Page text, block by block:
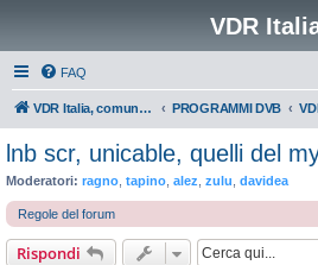
VDR
FAQ
VDR Italia, comunità italiana utilizzatori VDR PROGRAMMI DVB
lnb scr, unicable, quelli del
Moderatori: ragno tapino alez zulu davidea
Regole del forum
Rispondi